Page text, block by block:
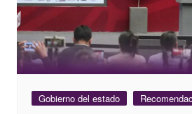
Gobierno del estado